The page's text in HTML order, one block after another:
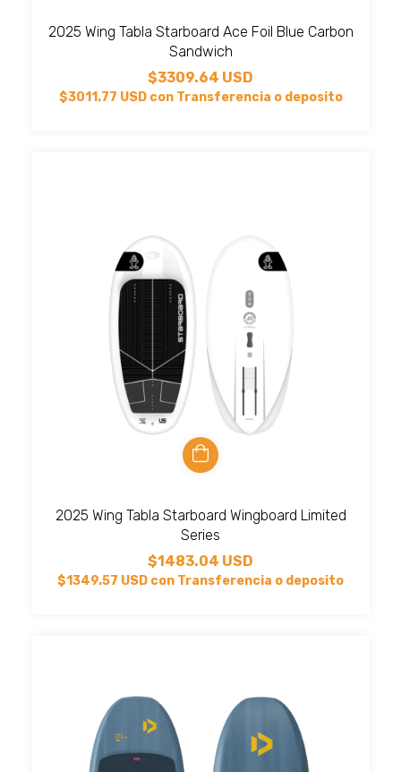
2025 Wing Tabla Starboard Ace Foil Blue Carbon
Sandwich
$3309.64 USD
$3011.77 USD con Transferencia o deposito
2025 Wing Tabla Starboard Wingboard Limited
Series
$1483.04 USD
$1349.57 USD con Transferencia o deposito